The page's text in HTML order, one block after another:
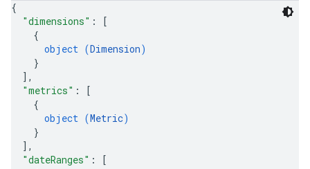
{
"dimensions" :
[
{
object (Dimension)
}
] ,
"metrics" :
[
{
object (Metric)
}
] ,
"dateRanges" :
[